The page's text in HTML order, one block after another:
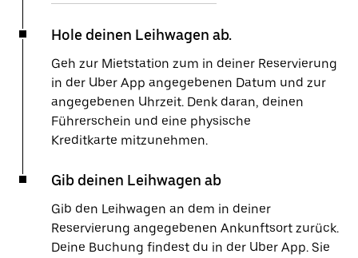
Hole deinen Leihwagen ab.
Geh zur Mietstation zum in deiner Reservierung
in der Uber App angegebenen Datum und zur
angegebenen Uhrzeit. Denk daran, deinen
Führerschein und eine physische
Kreditkarte mitzunehmen.
Gib deinen Leihwagen ab
Gib den Leihwagen an dem in deiner
Reservierung angegebenen Ankunftsort zurück.
Deine Buchung findest du in der Uber App. Sie